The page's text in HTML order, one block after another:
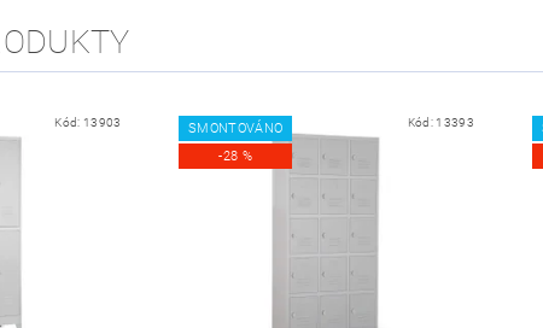
Kód: 13903
SMONTOVÁNO
-28 %
Kód: 13393